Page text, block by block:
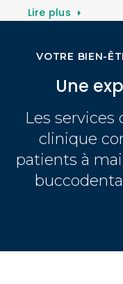
VOTRE BIEN-
Une
Les services
clinique
patients à